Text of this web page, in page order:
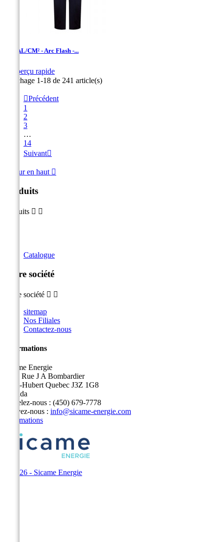
12 CAL/CM² - Arc Flash -...
Aperçu rapide
Marine
Affichage 1-18 de 241 article(s)
Précédent
1
2
3
…
14
Suivant
Retour en haut 
Produits
Produits  
Catalogue
Notre société
Notre société  
sitemap
Nos Filiales
Contactez-nous
Informations
Sicame Energie
5400 Rue J A Bombardier
Saint-Hubert Quebec J3Z 1G8
Canada
Appelez-nous : (450) 679-7778
Écrivez-nous : info@sicame-energie.com
Informations
© 2026 - Sicame Energie